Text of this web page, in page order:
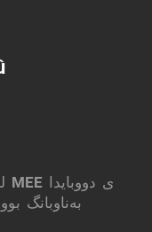
بەناوبانگ